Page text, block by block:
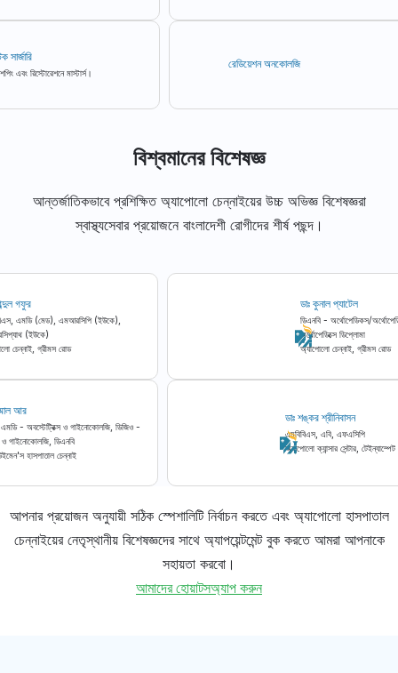
মাস্টার্স।
রেডিয়েশন অনকোলজি
বিশ্বমানের বিশেষজ্ঞ
আন্তর্জাতিকভাবে প্রশিক্ষিত অ্যাপোলো চেন্নাইয়ের উচ্চ অভিজ্ঞ বিশেষজ্ঞরা
স্বাস্থ্যসেবার প্রয়োজনে বাংলাদেশী রোগীদের শীর্ষ পছন্দ।
ডাঃ কুনাল প্যাটেল
ডিএনবি -
অর্থোপেডিক্সে ডিপ্লোমা
অ্যাপোলো চেন্নাই,
ডাঃ আব্দুল গফুর
এমবিবিএস, এমডি (মেড), এমআরসিপি (ইউকে),
এফআরসিপ্যাথ (ইউকে)
অ্যাপোলো চেন্নাই, গ্রীমস রোড
ডাঃ শঙ্কর শ্রীনিবাসন
এমবিবিএস, এবি, এফএসিপি
অ্যাপোলো ক্যান্সার সেন্টার,
কোন্ডাম্মাল আর
এমডি - অবস্টেট্রিক্স ও গাইনোকোলজি, ডিজিও -
ও গাইনোকোলজি, ডিএনবি
উইমেন'স হাসপাতাল চেন্নাই
আপনার প্রয়োজন অনুযায়ী সঠিক স্পেশালিটি নির্বাচন করতে এবং অ্যাপোলো হাসপাতাল
চেন্নাইয়ের নেতৃস্থানীয় বিশেষজ্ঞদের সাথে অ্যাপয়েন্টমেন্ট বুক করতে আমরা আপনাকে
সহায়তা করবো।
আমাদের হোয়াটসঅ্যাপ করুন